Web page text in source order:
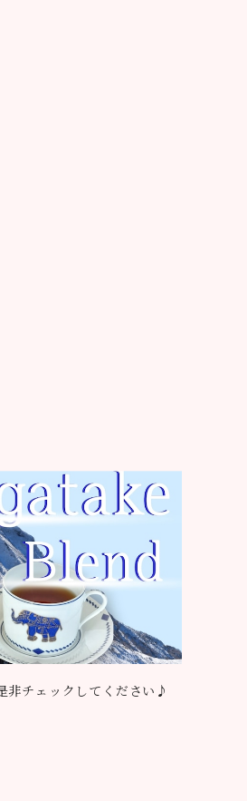
非チェックしてください♪